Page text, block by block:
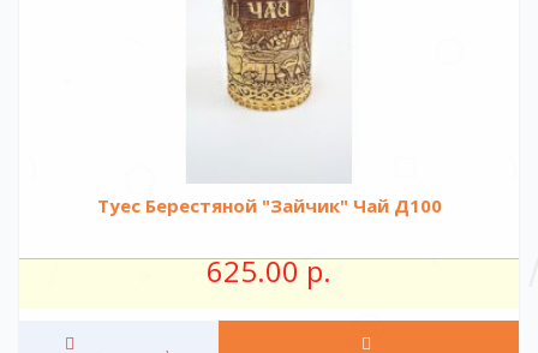
Туес Берестяной "Зайчик" Чай Д100
625.00 р.